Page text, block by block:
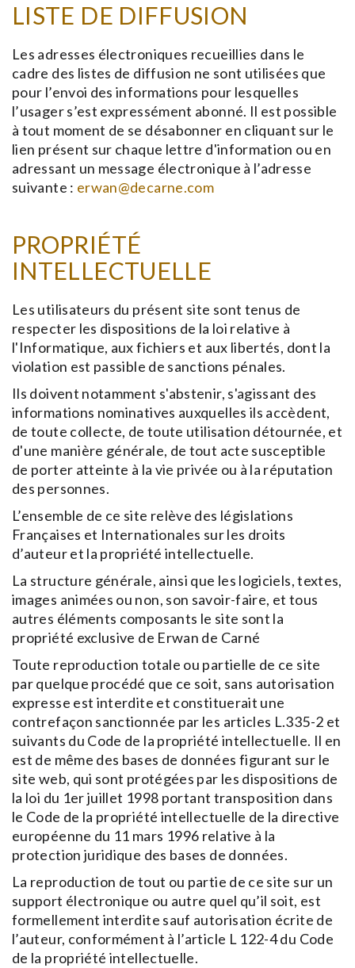
LISTE DE DIFFUSION
Les adresses électroniques recueillies dans le
cadre des listes de diffusion ne sont utilisées que
pour l’envoi des informations pour lesquelles
l’usager s’est expressément abonné. Il est possible
à tout moment de se désabonner en cliquant sur le
lien présent sur chaque lettre d'information ou en
adressant un message électronique à l’adresse
suivante : erwan@decarne.com
PROPRIÉTÉ
INTELLECTUELLE
Les utilisateurs du présent site sont tenus de
respecter les dispositions de la loi relative à
l'Informatique, aux fichiers et aux libertés, dont la
violation est passible de sanctions pénales.
Ils doivent notamment s'abstenir, s'agissant des
informations nominatives auxquelles ils accèdent,
de toute collecte, de toute utilisation détournée, et
d'une manière générale, de tout acte susceptible
de porter atteinte à la vie privée ou à la réputation
des personnes.
L’ensemble de ce site relève des législations
Françaises et Internationales sur les droits
d’auteur et la propriété intellectuelle.
La structure générale, ainsi que les logiciels, textes,
images animées ou non, son savoir-faire, et tous
autres éléments composants le site sont la
propriété exclusive de Erwan de Carné
Toute reproduction totale ou partielle de ce site
par quelque procédé que ce soit, sans autorisation
expresse est interdite et constituerait une
contrefaçon sanctionnée par les articles L.335-2 et
suivants du Code de la propriété intellectuelle. Il en
est de même des bases de données figurant sur le
site web, qui sont protégées par les dispositions de
la loi du 1er juillet 1998 portant transposition dans
le Code de la propriété intellectuelle de la directive
européenne du 11 mars 1996 relative à la
protection juridique des bases de données.
La reproduction de tout ou partie de ce site sur un
support électronique ou autre quel qu’il soit, est
formellement interdite sauf autorisation écrite de
l’auteur, conformément à l’article L 122-4 du Code
de la propriété intellectuelle.